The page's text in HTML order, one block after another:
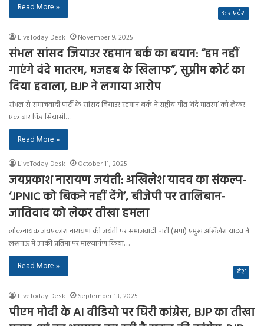
Read More »
उत्तर प्रदेश
LiveToday Desk November 9, 2025
संभल सांसद जियाउर रहमान बर्क का बयान: “हम नहीं
गाएंगे वंदे मातरम, मजहब के खिलाफ”, सुप्रीम कोर्ट का
दिया हवाला, BJP ने लगाया आरोप
संभल से समाजवादी पार्टी के सांसद जियाउर रहमान बर्क ने राष्ट्रीय गीत ‘वंदे मातरम’ को लेकर
एक बार फिर सियासी…
Read More »
LiveToday Desk October 11, 2025
जयप्रकाश नारायण जयंती: अखिलेश यादव का संकल्प-
‘JPNIC को बिकने नहीं देंगे’, बीजेपी पर तालिबान-
जातिवाद को लेकर तीखा हमला
लोकनायक जयप्रकाश नारायण की जयंती पर समाजवादी पार्टी (सपा) प्रमुख अखिलेश यादव ने
लखनऊ में उनकी प्रतिमा पर माल्यार्पण किया…
Read More »
देश
LiveToday Desk September 13, 2025
पीएम मोदी के AI वीडियो पर घिरी कांग्रेस, BJP का तीखा